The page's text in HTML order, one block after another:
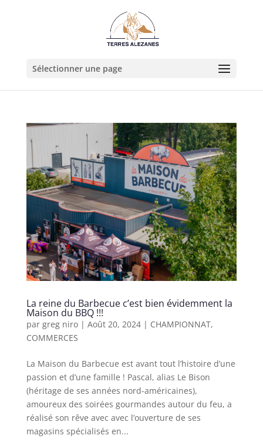
Sélectionner une page
La reine du Barbecue c’est bien évidemment la
Maison du BBQ !!!
par greg niro| Août 20, 2024| CHAMPIONNAT,
COMMERCES
La Maison du Barbecue est avant tout l’histoire d’une
passion et d’une famille ! Pascal, alias Le Bison
(héritage de ses années nord-américaines),
amoureux des soirées gourmandes autour du feu, a
réalisé son rêve avec avec l’ouverture de ses
magasins spécialisés en...